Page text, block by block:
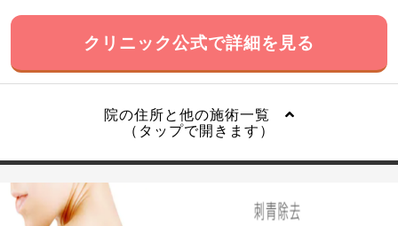
クリニック公式で詳細を見る
院の住所と他の施術一覧
（タップで開きます）